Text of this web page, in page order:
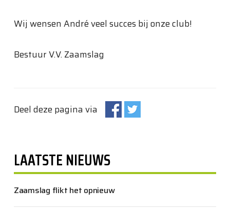
Wij wensen André veel succes bij onze club!
Bestuur V.V. Zaamslag
Deel deze pagina via
LAATSTE NIEUWS
Zaamslag flikt het opnieuw